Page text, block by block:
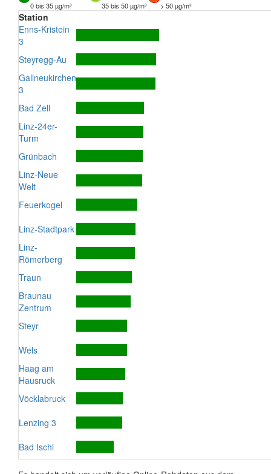
0 bis 35 µg/m³
35 bis 50 µg/m³ > 50 µg/m³
Station
Enns-Kristein
3
Steyregg-Au
Gallneukirchen
3
Bad Zell
Linz-24er-
Turm
Grünbach
Linz-Neue
Welt
Feuerkogel
Linz-Stadtpark
Linz-
Römerberg
Traun
Braunau
Zentrum
Steyr
Wels
Haag am
Hausruck
Vöcklabruck
Lenzing 3
Bad Ischl